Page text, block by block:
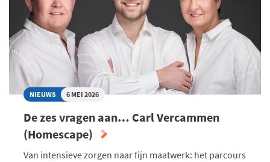
NIEUWS 6 MEI 2026
De zes vragen aan… Carl Vercammen
(Homescape)
Van intensieve zorgen naar fijn maatwerk: het parcours